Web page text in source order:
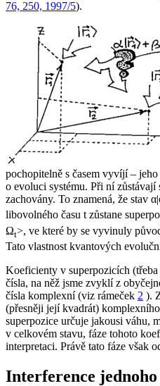
76, 250, 1997/5).
pochopitelně s časem vyvíjí –
o evoluci systému. Při ní zůstávají
zachovány. To znamená, že stav
libovolného času tzůstane
Ωt>, ve které by se vyvinuly
Tato vlastnost kvantových
Koeficienty v superpozicích
čísla, na něž jsme zvyklí z
čísla komplexní(viz rámeček 2 ).
(přesněji její kvadrát)
superpozice určuje jakousi váhu,
v celkovém stavu, fáze tohoto
interpretaci. Právě tato fáze však
Interference